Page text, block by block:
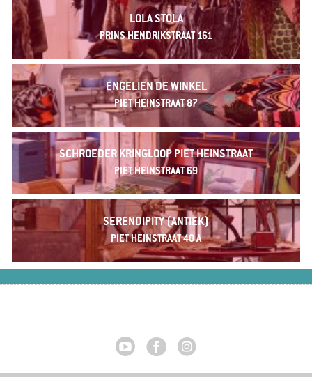
LOLA STOLA
PRINS HENDRIKSTRAAT 161
ENGELIEN DE WINKEL
PIET HEINSTRAAT 87
SCHROEDER KRINGLOOP PIET HEINSTRAAT
PIET HEINSTRAAT 69
SERENDIPITY (ANTIEK)
PIET HEINSTRAAT 40 A